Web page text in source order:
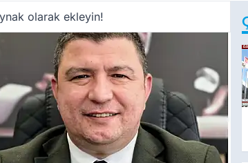
olarak ekleyin!